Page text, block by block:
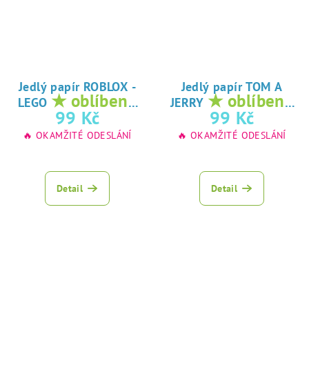
Jedlý papír ROBLOX -
LEGO ★ oblíbený
tisk na jedlý
papír
99 Kč
🔥 OKAMŽITÉ ODESLÁNÍ
Detail
Jedlý papír TOM A
JERRY ★ oblíbený
tisk na jedlý
papír
99 Kč
🔥 OKAMŽITÉ ODESLÁNÍ
Detail